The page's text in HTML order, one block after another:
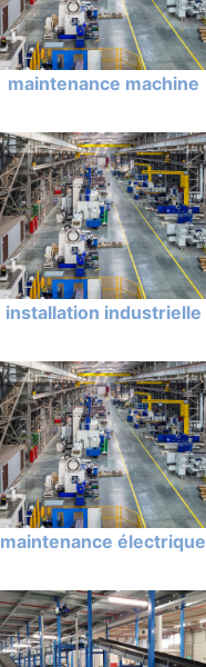
maintenance machine
installation industrielle
maintenance électrique